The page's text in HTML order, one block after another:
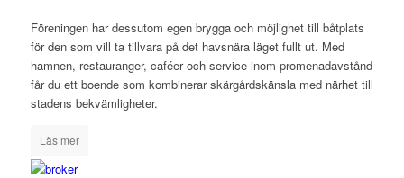
Föreningen har dessutom egen brygga och möjlighet till båtplats
för den som vill ta tillvara på det havsnära läget fullt ut. Med
hamnen, restauranger, caféer och service inom promenadavstånd
får du ett boende som kombinerar skärgårdskänsla med närhet till
stadens bekvämligheter.
Läs mer